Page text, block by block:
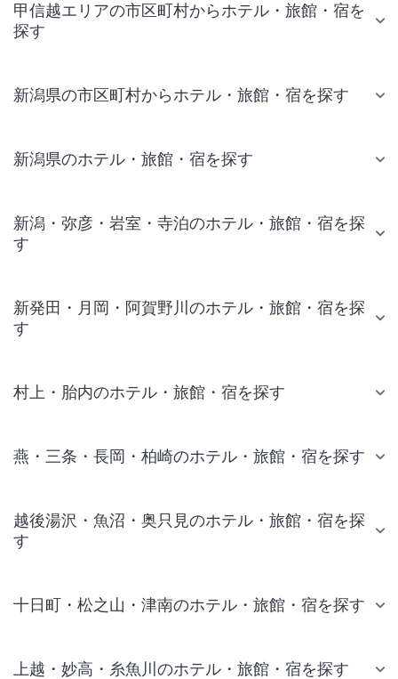
甲信越エリアの市区町村からホテル・旅館・宿を
探す
新潟県の市区町村からホテル・旅館・宿を探す
新潟県のホテル・旅館・宿を探す
新潟・弥彦・岩室・寺泊のホテル・旅館・宿を探
す
新発田・月岡・阿賀野川のホテル・旅館・宿を探
す
村上・胎内のホテル・旅館・宿を探す
燕・三条・長岡・柏崎のホテル・旅館・宿を探す
越後湯沢・魚沼・奥只見のホテル・旅館・宿を探
す
十日町・松之山・津南のホテル・旅館・宿を探す
上越・妙高・糸魚川のホテル・旅館・宿を探す